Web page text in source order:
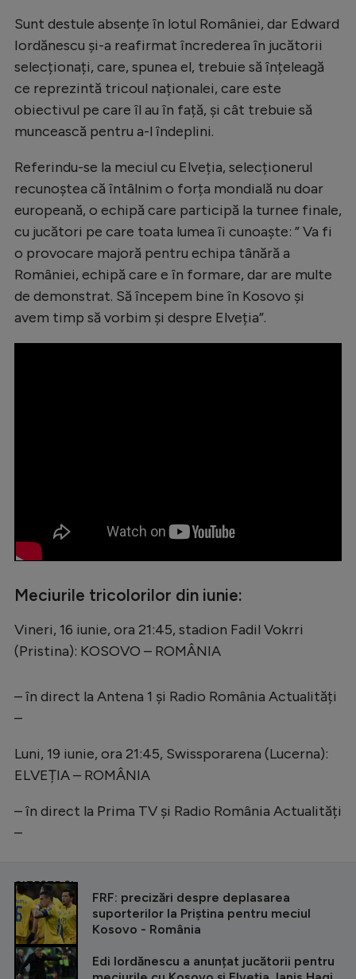
Sunt destule absențe în lotul României, dar Edward
Iordănescu și-a reafirmat încrederea în jucătorii
selecționați, care, spunea el, trebuie să înțeleagă
ce reprezintă tricoul naționalei, care este
obiectivul pe care îl au în față, și cât trebuie să
muncească pentru a-l îndeplini.
Referindu-se la meciul cu Elveția, selecționerul
recunoștea că întâlnim o forța mondială nu doar
europeană, o echipă care participă la turnee finale,
cu jucători pe care toata lumea îi cunoaște: ” Va fi
o provocare majoră pentru echipa tânără a
României, echipă care e în formare, dar are multe
de demonstrat. Să începem bine în Kosovo și
avem timp să vorbim și despre Elveția”.
Meciurile tricolorilor din iunie:
Vineri, 16 iunie, ora 21:45, stadion Fadil Vokrri
(Pristina): KOSOVO – ROMÂNIA
– în direct la Antena 1 și Radio România Actualități
–
Luni, 19 iunie, ora 21:45, Swissporarena (Lucerna):
ELVEȚIA – ROMÂNIA
– în direct la Prima TV și Radio România Actualități
–
CITEȘTE ȘI
FRF: precizări despre deplasarea
suporterilor la Priștina pentru meciul
Kosovo - România
Edi Iordănescu a anunțat jucătorii pentru